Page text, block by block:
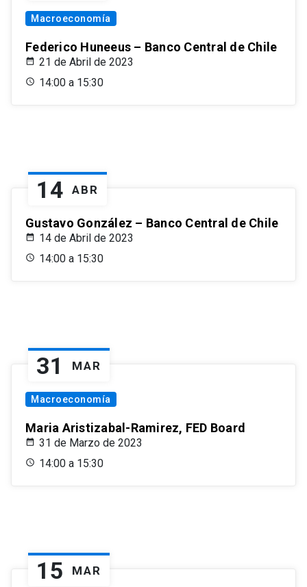
Macroeconomía
Federico Huneeus – Banco Central de Chile
21 de Abril de 2023
14:00 a 15:30
14 ABR
Gustavo González – Banco Central de Chile
14 de Abril de 2023
14:00 a 15:30
31 MAR
Macroeconomía
Maria Aristizabal-Ramirez, FED Board
31 de Marzo de 2023
14:00 a 15:30
15 MAR